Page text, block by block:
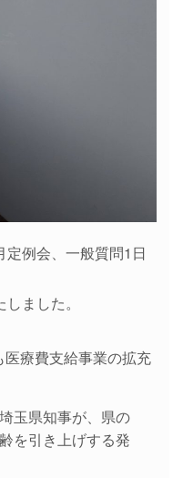
例会、一般質問1日
ました。
療費支給事業の拡充
玉県知事が、県の
を引き上げする発